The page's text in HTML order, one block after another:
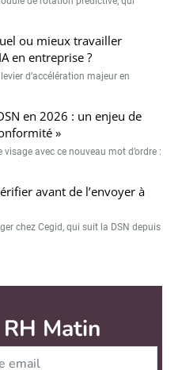
ou mieux travailler
en entreprise ?
d’accélération majeur en
en 2026 : un enjeu de
»
avec ce nouveau mot d’ordre :
avant de l’envoyer à
chez Cegid, qui suit la DSN depuis
édité par